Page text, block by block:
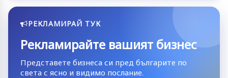
РЕКЛАМИРАЙ ТУК
Рекламирайте вашият бизнес
Представете бизнеса си пред българите по
света с ясно и видимо послание.